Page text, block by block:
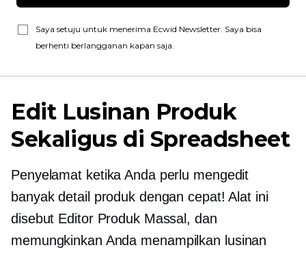
Saya setuju untuk menerima Ecwid Newsletter. Saya bisa
berhenti berlangganan kapan saja.
Edit Lusinan Produk
Sekaligus di Spreadsheet
Penyelamat ketika Anda perlu mengedit
banyak detail produk dengan cepat! Alat ini
disebut Editor Produk Massal, dan
memungkinkan Anda menampilkan lusinan